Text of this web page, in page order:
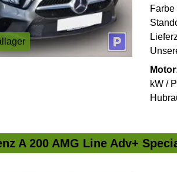
Farbe
kW /
A 200 AMG Line Adv+